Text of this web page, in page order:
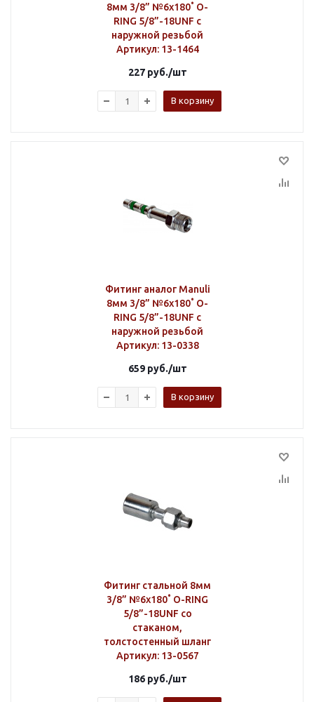
8мм 3/8” №6х180˚ O-
RING 5/8”-18UNF с
наружной резьбой
Артикул: 13-1464
227руб./шт
В корзину
Фитинг аналог Manuli
8мм 3/8” №6х180˚ O-
RING 5/8”-18UNF с
наружной резьбой
Артикул: 13-0338
659руб./шт
В корзину
Фитинг стальной 8мм
3/8” №6х180˚ O-RING
5/8”-18UNF со
стаканом,
толстостенный шланг
Артикул: 13-0567
186руб./шт